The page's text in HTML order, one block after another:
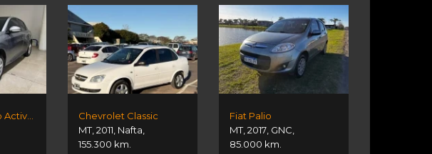
Chevrolet Classic
MT,2011 Nafta
155.300 km.
Fiat Palio
MT,2017 GNC
85.000 km.